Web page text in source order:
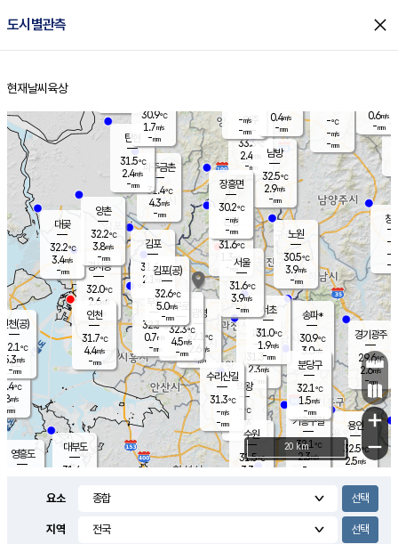
도시별관측 close
홈
현재날씨 육상
의도
℃
m/s
mm
영흥도
양주
33.3℃
2.4
-mm
과천
31.3℃
2.3m/s
- mm
용인
32.5℃
2.5m/s
경기광주
29.6℃
2.6m/s
-mm
대부도
31.4
경서동
32.0℃
2.6 m/s
-mm
파주금촌
31.4℃
4.3m/s
-mm
-℃
-m/s
-mm
대곶
32.2℃
3.4m/s
-mm
창
-
-m/
-
탄현
31.5℃
2.4m/s
-mm
0.6m/s
-mm
의왕
- ℃
m/s
mm
김포
31.6℃
2.1 m/s
mm
광명
32.1
℃
2.6 m/s
-mm
부천
32.3℃
0.7m/s
-mm
양촌
32.2℃
3.8m/s
-mm
구로
32.3℃
4.5m/s
-mm
은평
31.6℃
1.3 m/s
- mm
노원
30.5℃
3.9m/s
-mm
송파*
30.9℃
3.0m/s
-mm
서초
31.0℃
1.9m/s
-mm
남방
32.5℃
2.9m/s
-mm
기흥구갈
32.1℃
2.3m/s
-
수리산길
31.3℃
-m/s
-mm
분당구
32.1℃
1.5m/s
-mm
장흥면
30.2℃
-m/s
-mm
-m/s
-mm
인천(공)
32.1℃
5.3m/s
-mm
김포(공)
32.6℃
5.0m/s
-mm
수원
31.5℃
3.3 m/s
인천
31.7℃
4.4m/s
-mm
서울
31.6℃
3.9m/s
-mm
30.9℃
1.7m/s
-mm
0.4m/s
-mm
+
−
20 km
요소
지역